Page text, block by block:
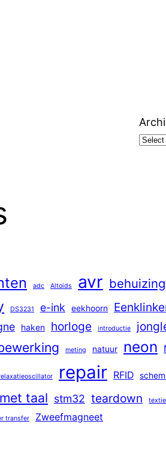
adc Altoids avr behuizing
DS3231 e-ink eekhoorn
haken horloge introductie
meting natuur neon
repair RFID
taal stm32 teardown
transfer Zweefmagneet